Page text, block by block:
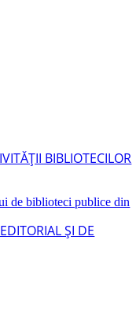
BIBLIOTECILOR
de biblioteci publice din
ŞI DE